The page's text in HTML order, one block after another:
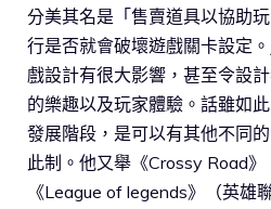
分美其名是「售賣道具以協助
行是否就會破壞遊戲關卡設定
戲設計有很大影響，甚至令設
的樂趣以及玩家體驗。話雖如
發展階段，是可以有其他不同
此制。他又舉《Crossy Road》
《League of legends》（英雄